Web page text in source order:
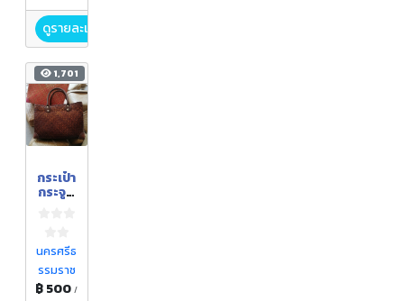
ดูรายละเอียด
1,701
กระเป๋า
กระจูด
นครศรีธ
รรมราช
฿ 500/